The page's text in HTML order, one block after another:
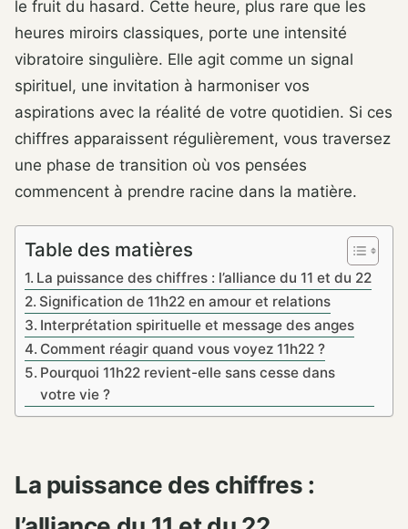
le fruit du hasard. Cette heure, plus rare que les
heures miroirs classiques, porte une intensité
vibratoire singulière. Elle agit comme un signal
spirituel, une invitation à harmoniser vos
aspirations avec la réalité de votre quotidien. Si ces
chiffres apparaissent régulièrement, vous traversez
une phase de transition où vos pensées
commencent à prendre racine dans la matière.
Table des matières
La puissance des chiffres : l’alliance du 11 et du 22
Signification de 11h22 en amour et relations
Interprétation spirituelle et message des anges
Comment réagir quand vous voyez 11h22 ?
Pourquoi 11h22 revient-elle sans cesse dans
votre vie ?
La puissance des chiffres :